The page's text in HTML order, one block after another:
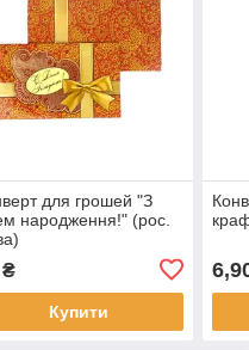
для грошей "З
народження!" (рос.
Купити